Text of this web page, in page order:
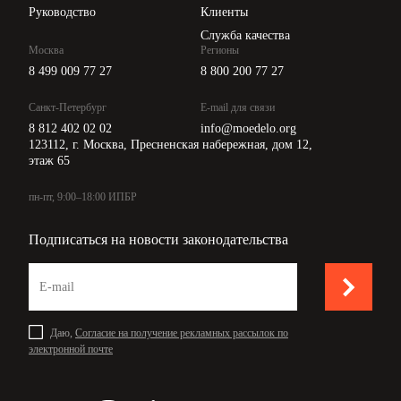
Руководство
Клиенты
Служба качества
Москва
8 499 009 77 27
Санкт-Петербург
8 812 402 02 02
Регионы
8 800 200 77 27
E-mail для связи
info@moedelo.org
123112, г. Москва, Пресненская набережная, дом 12,
этаж 65
пн-пт, 9:00–18:00 ИПБР
Подписаться на новости законодательства
Даю, Согласие на получение рекламных рассылок по
электронной почте